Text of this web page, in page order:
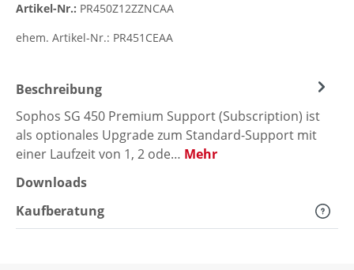
Artikel-Nr.: PR450Z12ZZNCAA
ehem. Artikel-Nr.: PR451CEAA
Beschreibung
Sophos SG 450 Premium Support (Subscription) ist
als optionales Upgrade zum Standard-Support mit
einer Laufzeit von 1, 2 ode… Mehr
Downloads
Kaufberatung